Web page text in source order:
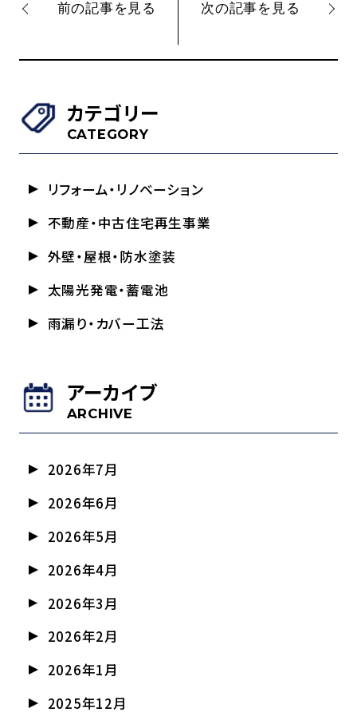
前の記事を見る 次の記事を見る
カテゴリー
CATEGORY
リフォーム・リノベーション
不動産・中古住宅再生事業
外壁・屋根・防水塗装
太陽光発電・蓄電池
雨漏り・カバー工法
アーカイブ
ARCHIVE
2026年7月
2026年6月
2026年5月
2026年4月
2026年3月
2026年2月
2026年1月
2025年12月